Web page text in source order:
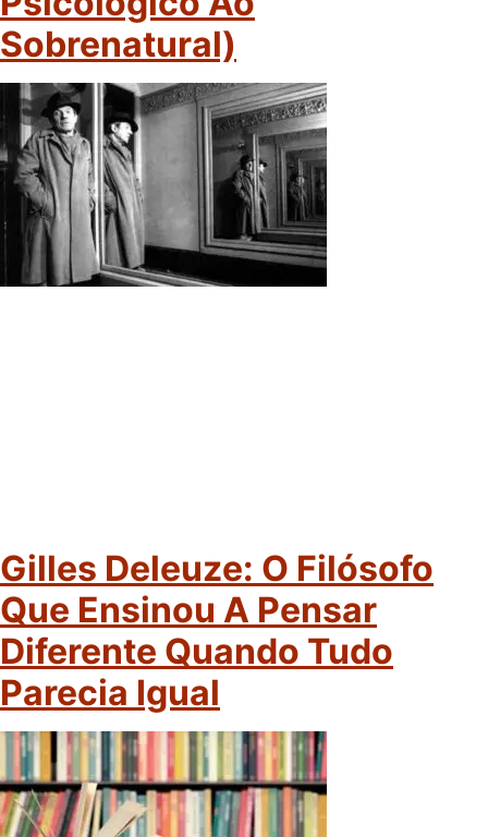
Sobrenatural)
Gilles Deleuze: O Filósofo
Que Ensinou A Pensar
Diferente Quando Tudo
Parecia Igual